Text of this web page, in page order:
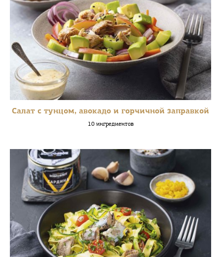
Салат с тунцом, авокадо и горчичной заправкой
10 ингредиентов